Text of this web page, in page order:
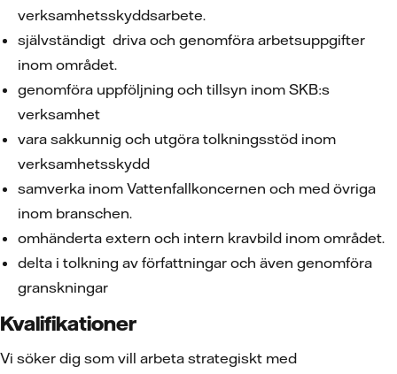
verksamhetsskyddsarbete.
självständigt driva och genomföra arbetsuppgifter
inom området.
genomföra uppföljning och tillsyn inom SKB:s
verksamhet
vara sakkunnig och utgöra tolkningsstöd inom
verksamhetsskydd
samverka inom Vattenfallkoncernen och med övriga
inom branschen.
omhänderta extern och intern kravbild inom området.
delta i tolkning av författningar och även genomföra
granskningar
Kvalifikationer
Vi söker dig som vill arbeta strategiskt med